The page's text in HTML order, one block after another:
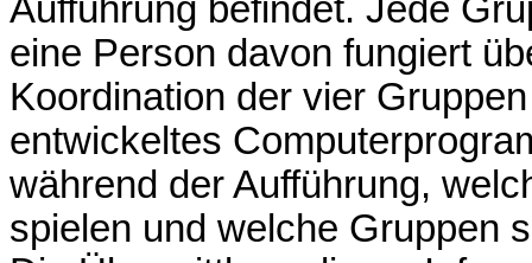
Aufführung befindet. Jede
eine Person davon fungiert
Koordination der vier
entwickeltes
während der Aufführung,
spielen und welche Gruppen